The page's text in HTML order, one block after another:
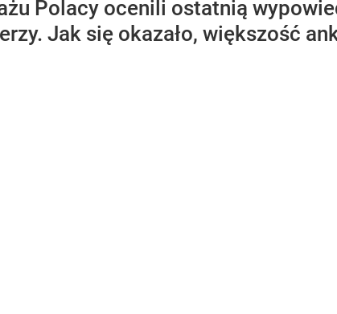
Polacy ocenili ostatnią
Jak się okazało, większość